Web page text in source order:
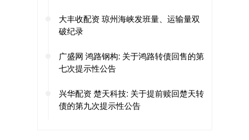
大丰收配资 琼州海峡发班量、运输量双
破纪录
广盛网 鸿路钢构: 关于鸿路转债回售的第
七次提示性公告
兴华配资 楚天科技: 关于提前赎回楚天转
债的第九次提示性公告